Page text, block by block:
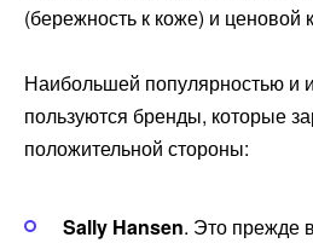
(бережность к коже) и ценовой
Наибольшей популярностью и
пользуются бренды, которые
положительной стороны:
Sally Hansen. Это прежде